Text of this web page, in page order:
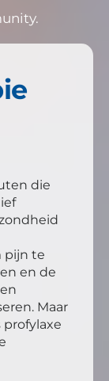
die
pijn te
en de
Maar